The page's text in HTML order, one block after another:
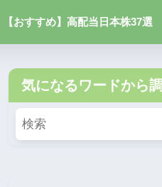
【おすすめ】高配当日本株37選
気になるワードから